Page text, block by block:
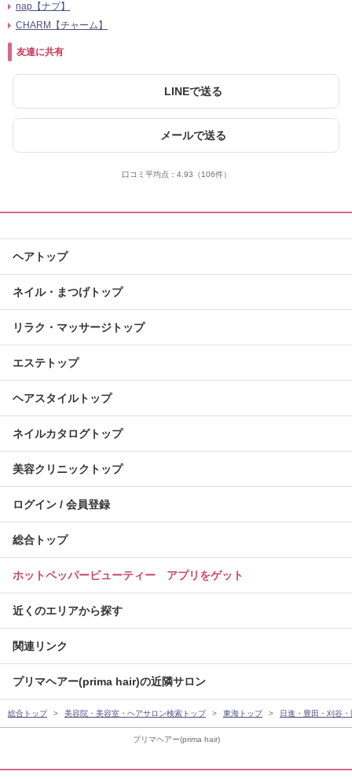
プリマヘアー(prima hair)
nap【ナプ】
CHARM【チャーム】
友達に共有
LINEで送る
メールで送る
口コミ平均点： 4.93 （106件）
ヘアトップ
ネイル・まつげトップ
リラク・マッサージトップ
エステトップ
ヘアスタイルトップ
ネイルカタログトップ
美容クリニックトップ
ログイン / 会員登録
総合トップ
ホットペッパービューティー アプリをゲット
近くのエリアから探す
関連リンク
プリマヘアー(prima hair)の近隣サロン
総合トップ 美容院・美容室・ヘアサロン検索トップ 東海トップ 日進・豊田・刈谷